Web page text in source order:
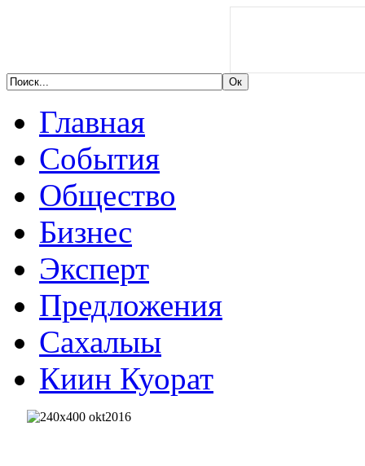
Главная
События
Общество
Бизнес
Эксперт
Предложения
Сахалыы
Киин Куорат